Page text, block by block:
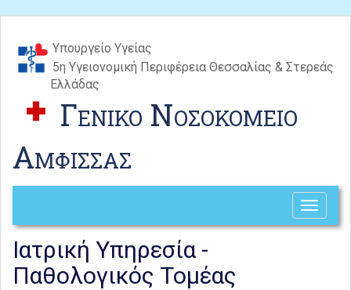
Υπουργείο Υγείας
5η Υγειονομική Περιφέρεια Θεσσαλίας & Στερεάς
Ελλάδας
Γενικο Νοσοκομειο
Αμφισσας
Toggle
Ιατρική Υπηρεσία -
Παθολογικός Τομέας